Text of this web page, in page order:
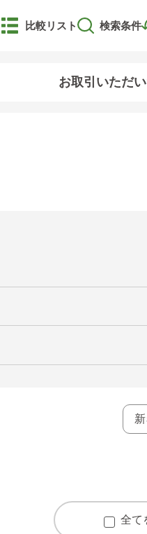
比較リスト 検索条件
お取引いただ
全て